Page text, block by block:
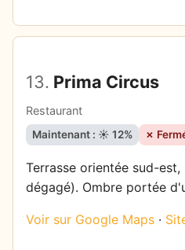
13. Prima Circus
Restaurant
Maintenant : ☀️ 12% ✗
Terrasse orientée sud-
dégagé). Ombre portée
Voir sur Google Maps ·